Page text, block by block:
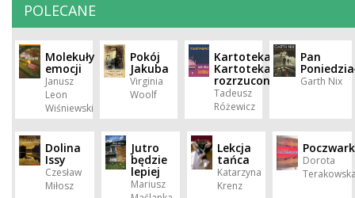
POLECANE
Molekuły
emocji
Janusz
Leon
Wiśniewski
Pokój
Jakuba
Virginia
Woolf
Kartoteka.
Kartoteka
rozrzucona
Tadeusz
Różewicz
Pan
Garth Nix
Dolina
Issy
Czesław
Miłosz
Jutro
będzie
lepiej
Mariusz
Lekcja
tańca
Katarzyna
Krenz
Dorota